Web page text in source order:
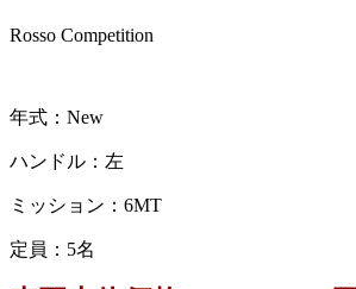
Rosso Competition
年式：New
ハンドル：左
ミッション：6MT
定員：5名